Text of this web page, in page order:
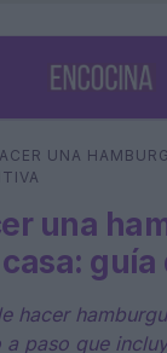
UNA
una
hacer
a paso que